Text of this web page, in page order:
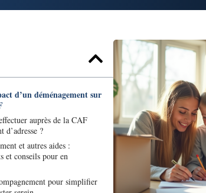
d’un déménagement sur
auprès de la CAF
d’adresse ?
et autres aides :
et conseils pour en
pour simplifier